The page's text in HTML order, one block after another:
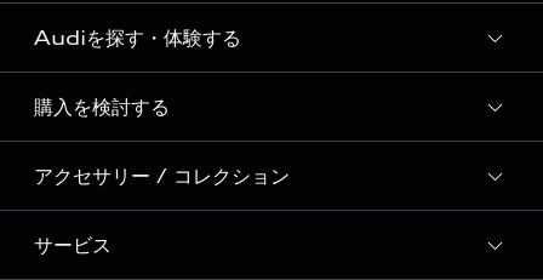
Audi ブランド
Story of Progress
Audi Sport
Formula 1®
デジタルサービス
Audiを探す・体験する
ディーラー検索
新車在庫検索
試乗車・展示車検索
見積り依頼
購入を検討する
モデル一覧
特別仕様モデル / 限定モデル
アクセサリー / コレクション
純正アクセサリー
サービス